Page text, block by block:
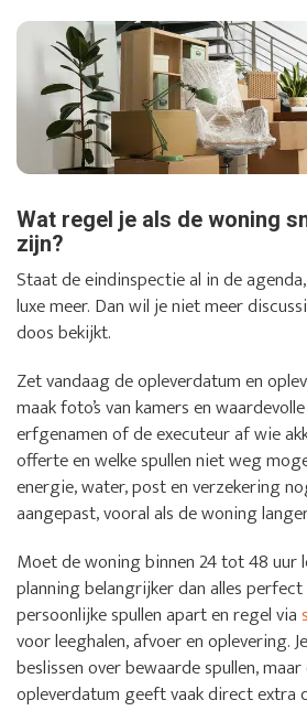
Wat regel je als de woning
zijn?
Staat de eindinspectie al in de
luxe meer. Dan wil je niet meer
doos bekijkt.
Zet vandaag de opleverdatum en
maak foto’s van kamers en
erfgenamen of de executeur af wie
offerte en welke spullen niet weg
energie, water, post en verzekering
aangepast, vooral als de woning
Moet de woning binnen 24 tot 48 uur
planning belangrijker dan alles
persoonlijke spullen apart en regel via
voor leeghalen, afvoer en oplevering.
beslissen over bewaarde spullen,
opleverdatum geeft vaak direct extra